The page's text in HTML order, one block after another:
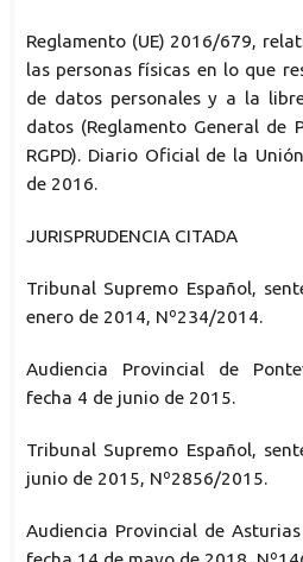
Reglamento (UE) 2016/679,
las personas físicas en lo que
de datos personales y a la
datos (Reglamento General de
RGPD). Diario Oficial de la
de 2016.
JURISPRUDENCIA CITADA
Tribunal Supremo Español,
enero de 2014, Nº234/2014.
Audiencia Provincial de
fecha 4 de junio de 2015.
Tribunal Supremo Español,
junio de 2015, Nº2856/2015.
Audiencia Provincial de